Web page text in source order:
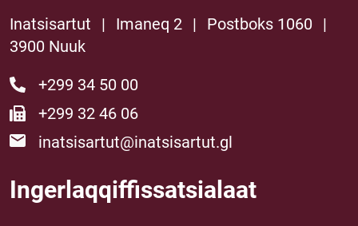
Inatsisartut | Imaneq 2 | Postboks 1060
|
3900 Nuuk
+299 34 50 00
+299 32 46 06
inatsisartut@inatsisartut.gl
Ingerlaqqiffissatsialaat